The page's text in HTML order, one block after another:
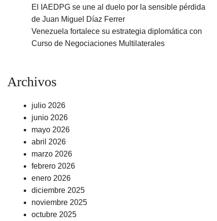
El IAEDPG se une al duelo por la sensible pérdida
de Juan Miguel Díaz Ferrer
Venezuela fortalece su estrategia diplomática con
Curso de Negociaciones Multilaterales
Archivos
julio 2026
junio 2026
mayo 2026
abril 2026
marzo 2026
febrero 2026
enero 2026
diciembre 2025
noviembre 2025
octubre 2025